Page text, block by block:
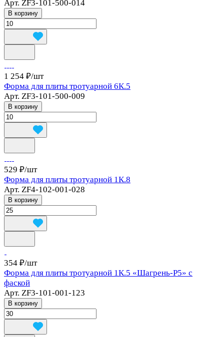
Арт. ZF3-101-500-014
В корзину
1 254 ₽/шт
Форма для плиты тротуарной 6К.5
Арт. ZF3-101-500-009
В корзину
529 ₽/шт
Форма для плиты тротуарной 1К.8
Арт. ZF4-102-001-028
В корзину
354 ₽/шт
Форма для плиты тротуарной 1К.5 «Шагрень-Р5» с
фаской
Арт. ZF3-101-001-123
В корзину